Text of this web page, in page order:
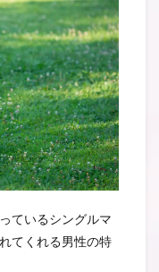
ているシングルマ
てくれる男性の特